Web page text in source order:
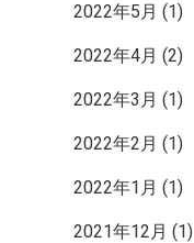
2022年5月 (1)
2022年4月 (2)
2022年3月 (1)
2022年2月 (1)
2022年1月 (1)
2021年12月 (1)